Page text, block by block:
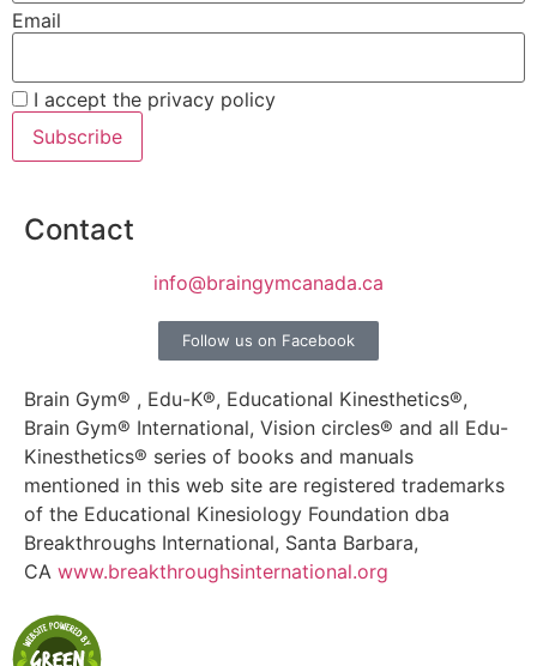
Email
I accept the privacy policy
Contact
info@braingymcanada.ca
Follow us on Facebook
Brain Gym® , Edu-K®, Educational Kinesthetics®,
Brain Gym® International, Vision circles® and all Edu-
Kinesthetics® series of books and manuals
mentioned in this web site are registered trademarks
of the Educational Kinesiology Foundation dba
Breakthroughs International, Santa Barbara,
CA www.breakthroughsinternational.org